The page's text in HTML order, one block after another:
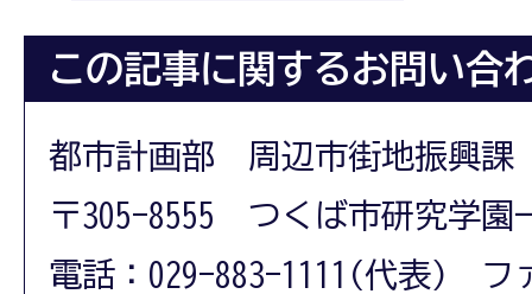
この記事に関するお問い合
都市計画部 周辺市街地振興課
〒305-8555 つくば市研究学園
電話：029-883-1111(代表) フ